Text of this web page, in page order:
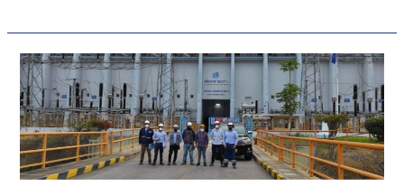
REPOSICIÓN
DEL
SISTEMA
DE
PROTECCIÓN